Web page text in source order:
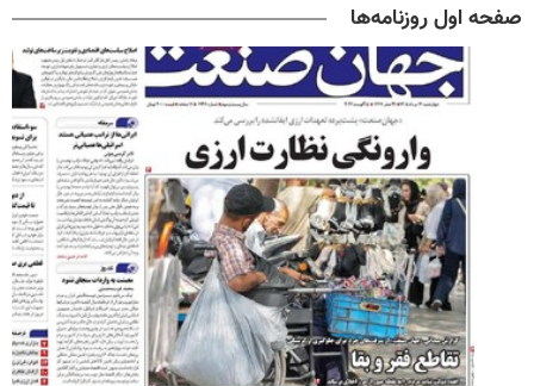
صفحه اول روزنامه‌ها